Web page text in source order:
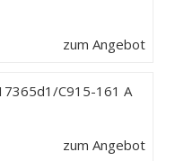
zum Angebot
C915-161 A
zum Angebot